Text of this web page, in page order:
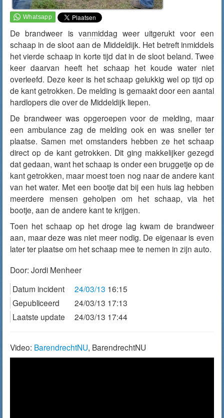
De brandweer is vanmiddag weer uitgerukt voor een
schaap in de sloot aan de Middeldijk. Het betreft inmiddels
het vierde schaap in korte tijd dat in de sloot beland. Twee
keer daarvan heeft het schaap het koude water niet
overleefd. Deze keer is het schaap gelukkig wel op tijd op
de kant getrokken. De melding is gemaakt door een aantal
hardlopers die over de Middeldijk liepen.
De brandweer was opgeroepen voor de melding, maar
een ambulance zag de melding ook en was sneller ter
plaatse. Samen met omstanders hebben ze het schaap
direct op de kant getrokken. Dit ging makkelijker gezegd
dat gedaan, want het schaap is onder een bruggetje op de
kant getrokken, maar moest toen nog naar de andere kant
van het water. Met een bootje dat bij een huis lag hebben
meerdere mensen geholpen om het schaap, via het
bootje, aan de andere kant te krijgen.
Toen het schaap op het droge lag kwam de brandweer
aan, maar deze was niet meer nodig. De eigenaar is even
later ter plaatse om het schaap mee te nemen in zijn auto.
Door: Jordi Menheer
Datum incident
24/03/13 16:15
Gepubliceerd
24/03/13 17:13
Laatste update
24/03/13 17:44
Video: BarendrechtNU, BarendrechtNU